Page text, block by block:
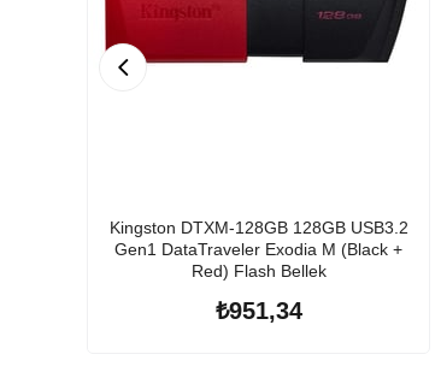
Kingston DTXM-128GB 128GB USB3.2
Gen1 DataTraveler Exodia M (Black +
Red) Flash Bellek
₺951,34